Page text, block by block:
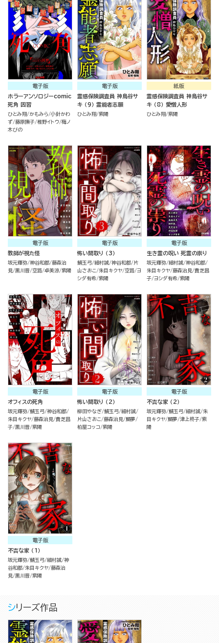
電子版
ホラーアンソロジーcomic
死角 因習
ひとみ翔 かもみら 小針かわ
ず 藤原撫子 椎野イトウ 梅ノ
木びの
電子版
霊感保険調査員 神鳥谷サ
キ （9） 霊能者志願
ひとみ翔 紫陽
紙版
霊感保険調査員 神鳥谷サ
キ （8） 愛憎人形
ひとみ翔 紫陽
電子版
教師が視た怪
坂元輝弥 神谷和都 藤森治
見 黒川晋 空路 卓美涼 紫陽
電子版
怖い間取り （3）
鯖玉弓 細村誠 神谷和都
片
山さおこ 朱目キクヤ 空路 ヨ
シダ有希 紫陽
電子版
生き霊の呪い 死霊の祟り
坂元輝弥 細村誠 神谷和都
朱目キクヤ 藤森治見 貴芝昌
子 ヨシダ有希 紫陽
電子版
オフィスの死角
坂元輝弥 鯖玉弓 神谷和都
朱目キクヤ 藤森治見 貴芝昌
子 黒川晋 紫陽
電子版
怖い間取り （2）
柳田やなぎ 鯖玉弓 細村誠
片山さおこ 藤森治見 鯛夢
柏屋コッコ 紫陽
電子版
不吉な家 （2）
坂元輝弥 鯖玉弓 細村誠 朱
目キクヤ 鯛夢 津上柊子 紫
陽
電子版
不吉な家 （1）
坂元輝弥 鯖玉弓 細村誠 神
谷和都 朱目キクヤ 藤森治
見 黒川晋 紫陽
シリーズ作品